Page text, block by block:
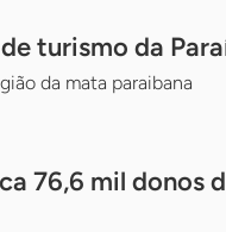
turismo da
da mata paraibana
76,6 mil donos